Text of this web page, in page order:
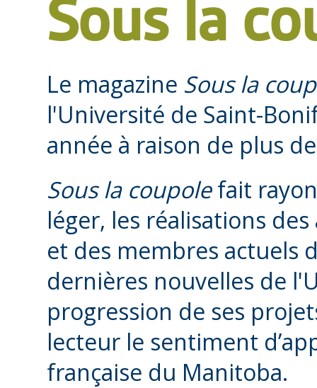
Sous la
Le magazine Sous la
l'Université de Saint-
année à raison de plus
Sous la coupolefait
léger, les réalisations
et des membres actuels
dernières nouvelles de
progression de ses
lecteur le sentiment
française du Manitoba.